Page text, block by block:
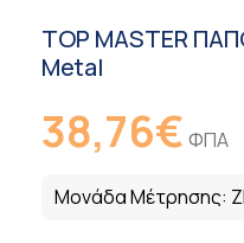
TOP MASTER
Metal
38,76€ ΦΠΑ
Μονάδα Μέτρησης: